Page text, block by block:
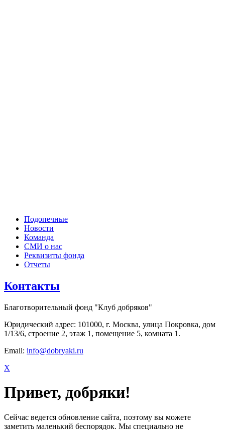
Подопечные
Новости
Команда
СМИ о нас
Реквизиты фонда
Отчеты
Контакты
Благотворительный фонд "Клуб добряков"
Юридический адрес: 101000, г. Москва, улица Покровка, дом
1/13/6, строение 2, этаж 1, помещение 5, комната 1.
Email: info@dobryaki.ru
X
Привет, добряки!
Сейчас ведется обновление сайта, поэтому вы можете
заметить маленький беспорядок. Мы специально не